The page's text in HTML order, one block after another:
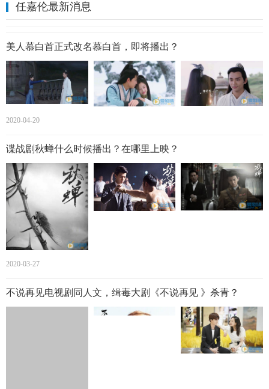
伦的感情戏也吸粉无数，很多网友都不明白一个名不经传的
景甜到底是什么关系呢？下面小编为大家整理一下。
任嘉伦和景甜是什么关系？任嘉伦家庭背景大揭秘
任嘉伦最新消息
美人慕白首正式改名慕白首，即将播出？
2020-04-20
谍战剧秋蝉什么时候播出？在哪里上映？
2020-03-27
不说再见电视剧同人文，缉毒大剧《不说再见 》杀青？